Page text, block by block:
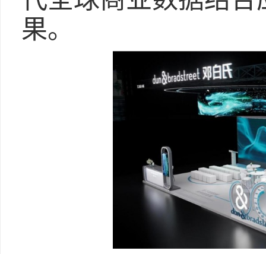
果。